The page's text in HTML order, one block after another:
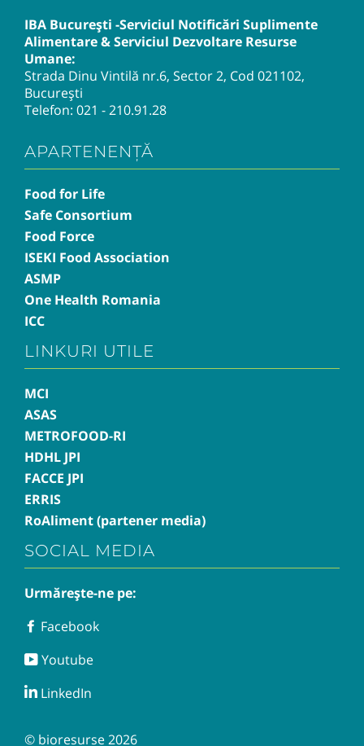
IBA București -Serviciul Notificări Suplimente
Alimentare & Serviciul Dezvoltare Resurse
Umane:
Strada Dinu Vintilă nr.6, Sector 2, Cod 021102,
București
Telefon: 021 - 210.91.28
APARTENENȚĂ
Food for Life
Safe Consortium
Food Force
ISEKI Food Association
ASMP
One Health Romania
ICC
LINKURI UTILE
MCI
ASAS
METROFOOD-RI
HDHL JPI
FACCE JPI
ERRIS
RoAliment (partener media)
SOCIAL MEDIA
Urmărește-ne pe:
FacebookFacebook
YoutubeYoutube
LinkedIn
© bioresurse 2026